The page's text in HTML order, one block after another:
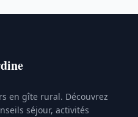
en gîte rural. Découvrez
séjour, activités